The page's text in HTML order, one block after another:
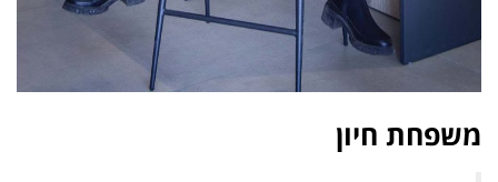
משפחת חיון